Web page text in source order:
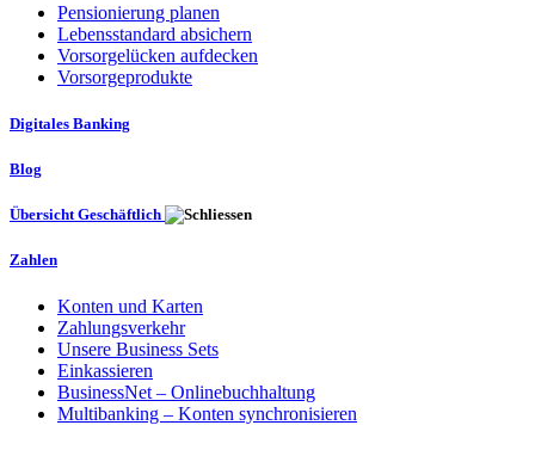
Pensionierung planen
Lebensstandard absichern
Vorsorgelücken aufdecken
Vorsorgeprodukte
Digitales Banking
Blog
Übersicht Geschäftlich
Zahlen
Konten und Karten
Zahlungsverkehr
Unsere Business Sets
Einkassieren
BusinessNet – Onlinebuchhaltung
Multibanking – Konten synchronisieren